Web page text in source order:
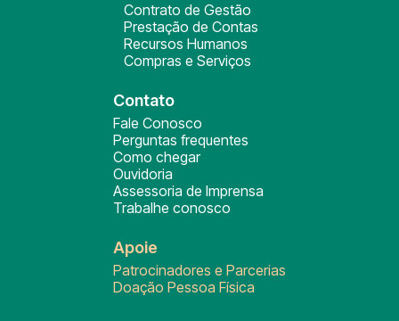
Contrato de Gestão
Prestação de Contas
Recursos Humanos
Compras e Serviços
Contato
Fale Conosco
Perguntas frequentes
Como chegar
Ouvidoria
Assessoria de Imprensa
Trabalhe conosco
Apoie
Patrocinadores e Parcerias
Doação Pessoa Física